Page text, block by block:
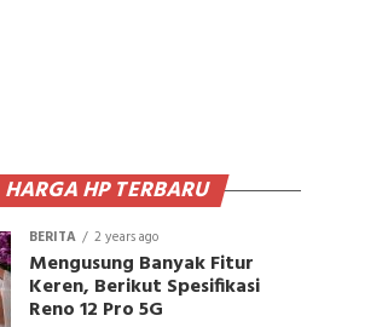
HARGA HP TERBARU
BERITA 2 years ago
Mengusung Banyak Fitur
Keren, Berikut Spesifikasi
Reno 12 Pro 5G